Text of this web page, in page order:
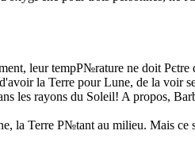
leur tempР№rature ne doit Рєtre
la Terre pour Lune, de la voir
les rayons du Soleil! A propos,
la Terre Р№tant au milieu. Mais ce